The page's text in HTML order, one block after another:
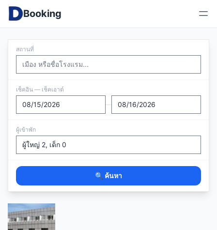
Booking
สถานที่
เช็คอิน — เช็คเอาต์
—
ผู้เข้าพัก
🔍 ค้นหา